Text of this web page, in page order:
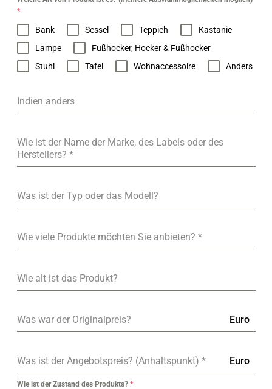
*
Bank Sessel Teppich
Kastanie
Lampe
Fußhocker, Hocker & Fußhocker
Stuhl
Tafel Wohnaccessoire Anders
Indien anders
Wie ist der Name der Marke, des Labels oder des
Herstellers? *
Was ist der Typ oder das Modell?
Wie viele Produkte möchten Sie anbieten? *
Wie alt ist das Produkt?
Was war der Originalpreis? Euro
Was ist der Angebotspreis? (Anhaltspunkt) * Euro
Wie ist der Zustand des Produkts? *